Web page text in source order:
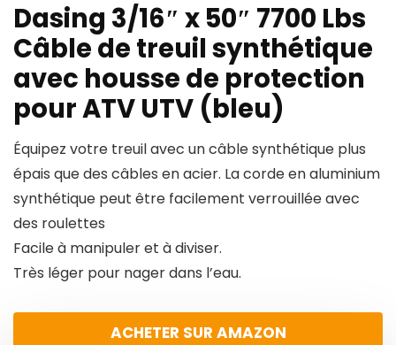
Dasing 3/16″ x 50″ 7700 Lbs
Câble de treuil synthétique
avec housse de protection
pour ATV UTV (bleu)
Équipez votre treuil avec un câble synthétique plus
épais que des câbles en acier. La corde en aluminium
synthétique peut être facilement verrouillée avec
des roulettes
Facile à manipuler et à diviser.
Très léger pour nager dans l’eau.
ACHETER SUR AMAZON